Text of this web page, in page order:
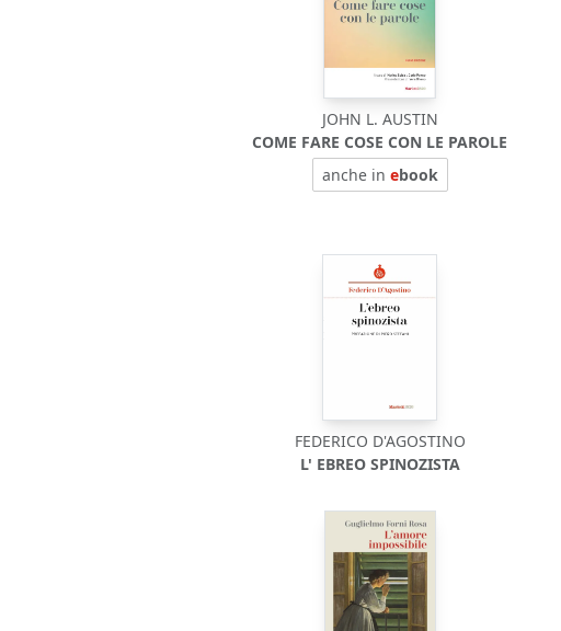
JOHN L. AUSTIN
COME FARE COSE CON LE PAROLE
anche in ebook
FEDERICO D'AGOSTINO
L' EBREO SPINOZISTA